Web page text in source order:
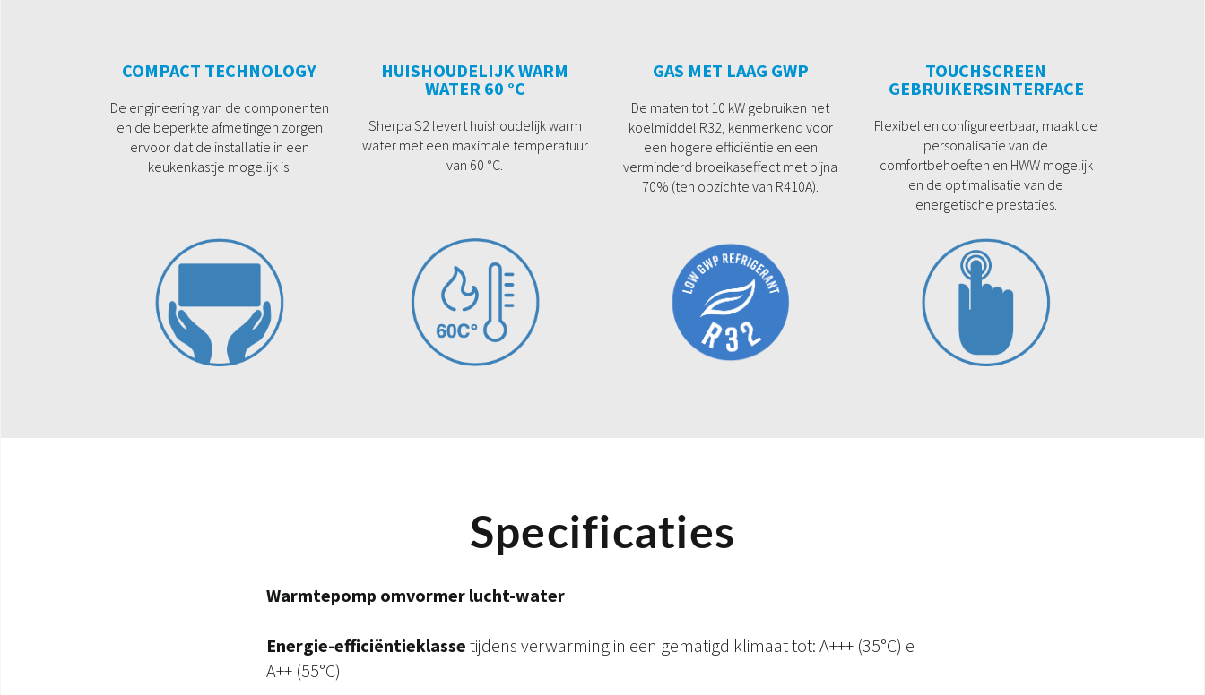
COMPACT TECHNOLOGY
De engineering van de componenten
en de beperkte afmetingen zorgen
ervoor dat de installatie in een
keukenkastje mogelijk is.
HUISHOUDELIJK WARM
WATER 60 °C
Sherpa S2 levert huishoudelijk warm
water met een maximale temperatuur
van 60 °C.
GAS MET LAAG GWP
De maten tot 10 kW gebruiken het
koelmiddel R32, kenmerkend voor
een hogere efficiëntie en een
verminderd broeikaseffect met bijna
70% (ten opzichte van R410A).
TOUCHSCREEN
GEBRUIKERSINTERFACE
Flexibel en configureerbaar, maakt de
personalisatie van de
comfortbehoeften en HWW mogelijk
en de optimalisatie van de
energetische prestaties.
Specificaties
Warmtepomp omvormer lucht-water
Energie-efficiëntieklasse tijdens verwarming in een gematigd klimaat tot: A+++ (35°C) e
A++ (55°C)